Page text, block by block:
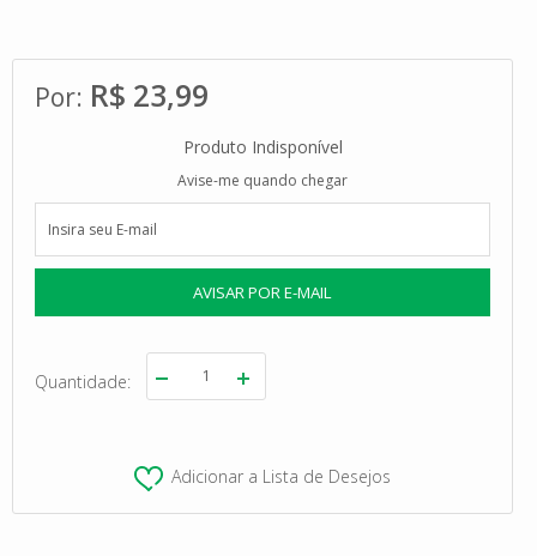
R$ 23,99
Produto Indisponível
Avise-me quando chegar
Quantidade
Adicionar a Lista de Desejos